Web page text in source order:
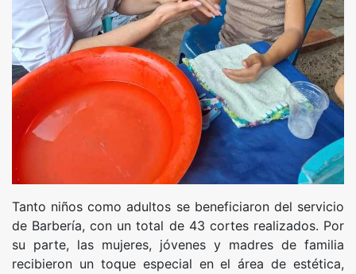
Tanto niños como adultos se beneficiaron del servicio
de Barbería, con un total de 43 cortes realizados. Por
su parte, las mujeres, jóvenes y madres de familia
recibieron un toque especial en el área de estética,